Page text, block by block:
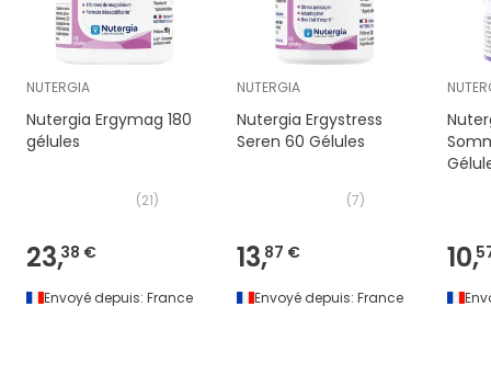
NUTERGIA
Nutergia Ergymag 180
gélules
(21)
23,38 €
Envoyé depuis: France
NUTERGIA
Nutergia Ergystress
Seren 60 Gélules
(7)
13,87 €
Envoyé depuis: France
10,